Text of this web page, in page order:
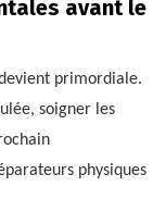
avant le
primordiale.
soigner les
physiques